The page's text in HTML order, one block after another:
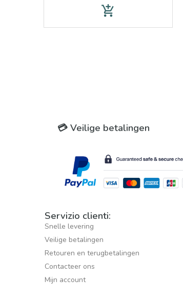
add_shopping_cart
💳 Veilige betalingen
Servizio clienti:
Snelle levering
Veilige betalingen
Retouren en terugbetalingen
Contacteer ons
Mijn account